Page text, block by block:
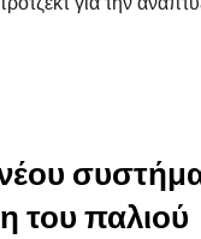
του παλιού